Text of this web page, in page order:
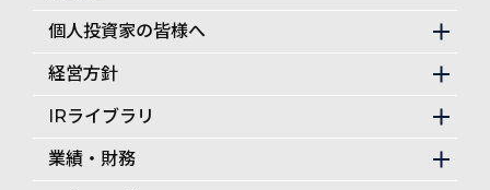
個人投資家の皆様へ
経営方針
IRライブラリ
業績・財務